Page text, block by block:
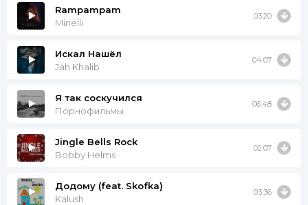
Get ready, get ready, get ready, get ready
Get—
Rampampam
Minelli
03:20
Искал Нашёл
Jah Khalib
04:07
Я так соскучился
Порнофильмы
06:48
Jingle Bells Rock
Bobby Helms
02:07
Додому (feat. Skofka)
Kalush
03:36